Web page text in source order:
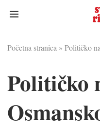
Početna stranica » Političko
Političko